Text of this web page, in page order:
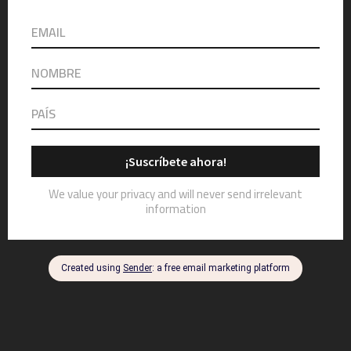
Confecciona una tabla de
charcutería
August 19, 2020